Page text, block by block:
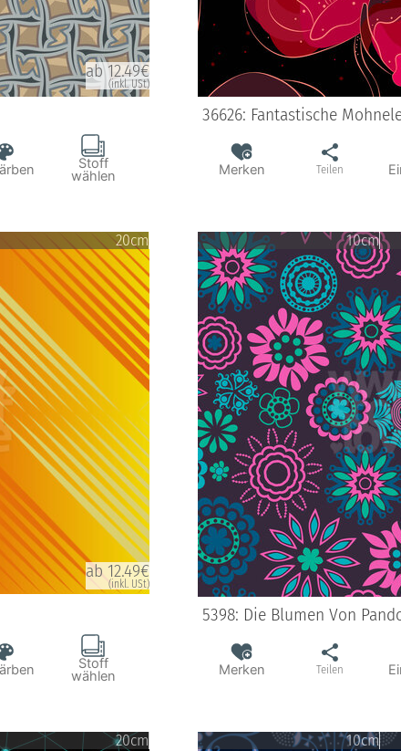
ab 12.49€
(inkl. USt)
Stoff
wählen
36626: Fantastische
Merken Teilen
20cm
ab 12.49€
(inkl. USt)
Stoff
wählen
10cm
5398: Die Blumen Von
Merken Teilen
20cm 10cm